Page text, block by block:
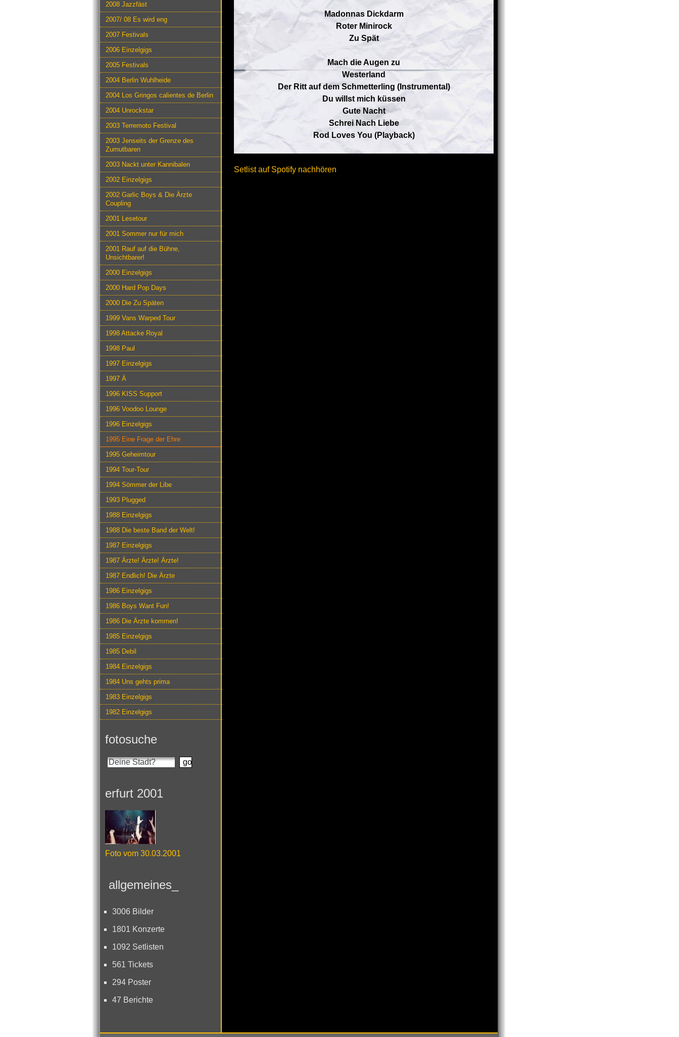
2008 Jazzfäst
2007/ 08 Es wird eng
2007 Festivals
2006 Einzelgigs
2005 Festivals
2004 Berlin Wuhlheide
2004 Los Gringos calientes de Berlin
2004 Unrockstar
2003 Terremoto Festival
2003 Jenseits der Grenze des
Zumutbaren
2003 Nackt unter Kannibalen
2002 Einzelgigs
2002 Garlic Boys & Die Ärzte
Coupling
2001 Lesetour
2001 Sommer nur für mich
2001 Rauf auf die Bühne,
Unsichtbarer!
2000 Einzelgigs
2000 Hard Pop Days
2000 Die Zu Späten
1999 Vans Warped Tour
1998 Attacke Royal
1998 Paul
1997 Einzelgigs
1997 Ä
1996 KISS Support
1996 Voodoo Lounge
1996 Einzelgigs
1995 Eine Frage der Ehre
1995 Geheimtour
1994 Tour-Tour
1994 Sömmer der Libe
1993 Plugged
1988 Einzelgigs
1988 Die beste Band der Welt!
1987 Einzelgigs
1987 Ärzte! Ärzte! Ärzte!
1987 Endlich! Die Ärzte
1986 Einzelgigs
1986 Boys Want Fun!
1986 Die Ärzte kommen!
1985 Einzelgigs
1985 Debil
1984 Einzelgigs
1984 Uns gehts prima
1983 Einzelgigs
1982 Einzelgigs
fotosuche
erfurt 2001
Foto vom 30.03.2001
allgemeines_
3006 Bilder
1801 Konzerte
1092 Setlisten
561 Tickets
294 Poster
47 Berichte
Madonnas Dickdarm
Roter Minirock
Zu Spät
Mach die Augen zu
Westerland
Der Ritt auf dem Schmetterling (Instrumental)
Du willst mich küssen
Gute Nacht
Schrei Nach Liebe
Rod Loves You (Playback)
Setlist auf Spotify nachhören